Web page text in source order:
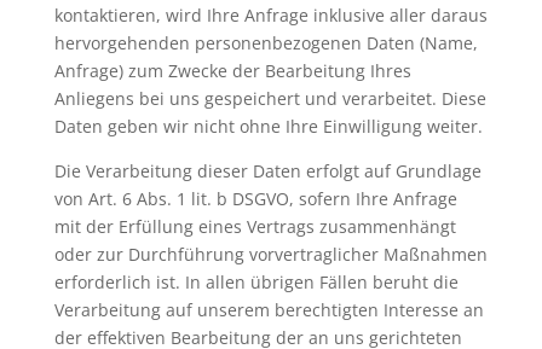
kontaktieren, wird Ihre Anfrage inklusive aller daraus
hervorgehenden personenbezogenen Daten (Name,
Anfrage) zum Zwecke der Bearbeitung Ihres
Anliegens bei uns gespeichert und verarbeitet. Diese
Daten geben wir nicht ohne Ihre Einwilligung weiter.
Die Verarbeitung dieser Daten erfolgt auf Grundlage
von Art. 6 Abs. 1 lit. b DSGVO, sofern Ihre Anfrage
mit der Erfüllung eines Vertrags zusammenhängt
oder zur Durchführung vorvertraglicher Maßnahmen
erforderlich ist. In allen übrigen Fällen beruht die
Verarbeitung auf unserem berechtigten Interesse an
der effektiven Bearbeitung der an uns gerichteten